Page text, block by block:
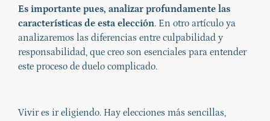
Es importante pues, analizar profundamente las
características de esta elección. En otro artículo ya
analizaremos las diferencias entre culpabilidad y
responsabilidad, que creo son esenciales para entender
este proceso de duelo complicado.
Vivir es ir eligiendo. Hay elecciones más sencillas,